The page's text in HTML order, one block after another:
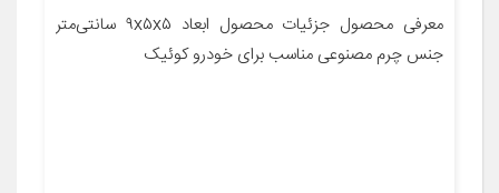
معرفی محصول جزئیات محصول ابعاد ۹x۵x۵ سانتی‌متر
جنس چرم مصنوعی مناسب برای خودرو کوئیک